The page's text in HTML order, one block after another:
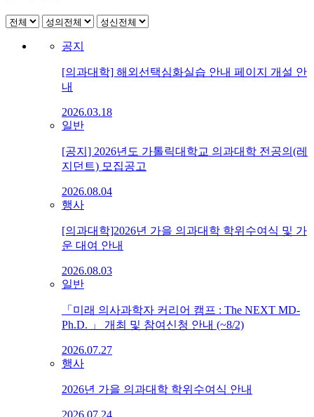
공지
[의과대학] 해외선택심화실습 안내 페이지 개설 안
내
2026.03.18
일반
[공지] 2026년도 가톨릭대학교 의과대학 전공의(레
지던트) 모집공고
2026.08.04
행사
[의과대학]2026년 가을 의과대학 학위수여식 및 가
운 대여 안내
2026.08.03
일반
「미래 의사과학자 커리어 캠프 : The NEXT MD-
Ph.D. 」 개최 및 참여신청 안내 (~8/2)
2026.07.27
행사
2026년 가을 의과대학 학위수여식 안내
2026.07.24